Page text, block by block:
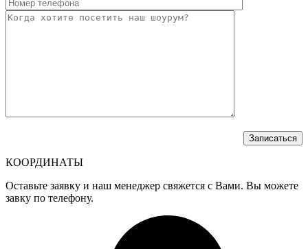
КООРДИНАТЫ
Оставьте заявку и наш менеджер свяжется с Вами. Вы можете
завку по телефону.